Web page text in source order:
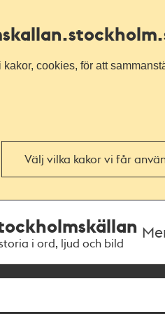
cookies, för att
Välj vilka kakor vi får
i ord, ljud och bild